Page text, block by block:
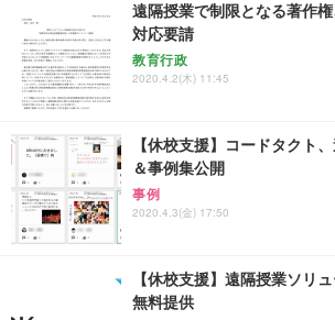
遠隔授業で制限となる著作
対応要請
教育行政
2020.4.2(木) 11:45
【休校支援】コードタクト
＆事例集公開
事例
2020.4.3(金) 17:50
【休校支援】遠隔授業ソリ
無料提供